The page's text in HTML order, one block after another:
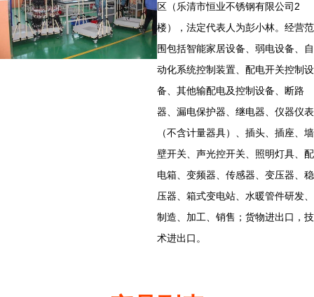
区（乐清市恒业不锈钢有限公司2
楼），法定代表人为彭小林。经营范
围包括智能家居设备、弱电设备、自
动化系统控制装置、配电开关控制设
备、其他输配电及控制设备、断路
器、漏电保护器、继电器、仪器仪表
（不含计量器具）、插头、插座、墙
壁开关、声光控开关、照明灯具、配
电箱、变频器、传感器、变压器、稳
压器、箱式变电站、水暖管件研发、
制造、加工、销售；货物进出口，技
术进出口。